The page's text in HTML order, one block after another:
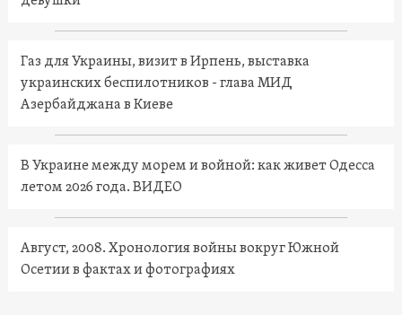
Газ для Украины, визит в Ирпень, выставка
украинских беспилотников - глава МИД
Азербайджана в Киеве
В Украине между морем и войной: как живет Одесса
летом 2026 года. ВИДЕО
Август, 2008. Хронология войны вокруг Южной
Осетии в фактах и фотографиях